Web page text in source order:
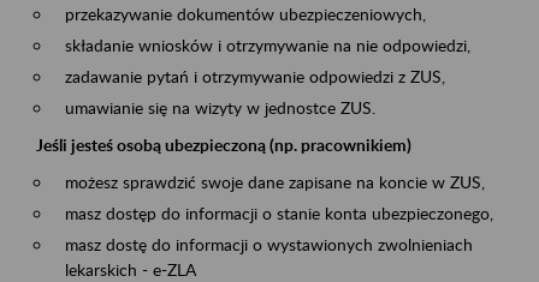
przekazywanie dokumentów ubezpieczeniowych,
składanie wniosków i otrzymywanie na nie odpowiedzi,
zadawanie pytań i otrzymywanie odpowiedzi z ZUS,
umawianie się na wizyty w jednostce ZUS.
Jeśli jesteś osobą ubezpieczoną (np. pracownikiem)
możesz sprawdzić swoje dane zapisane na koncie w ZUS,
masz dostęp do informacji o stanie konta ubezpieczonego,
masz dostę do informacji o wystawionych zwolnieniach
lekarskich - e-ZLA